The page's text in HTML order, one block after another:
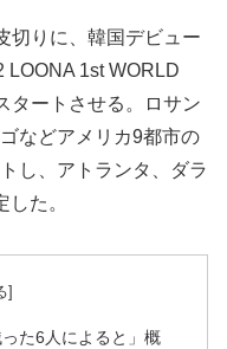
切りに、韓国デビュー
LOONA 1st WORLD
タートさせる。ロサン
などアメリカ9都市の
し、アトランタ、ダラ
た。
た6人によると」概